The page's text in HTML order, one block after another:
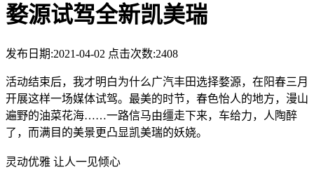
婺源试驾全新凯美瑞
发布日期:2021-04-02 点击次数:2408
活动结束后，我才明白为什么广汽丰田选择婺源，在阳春三月
开展这样一场媒体试驾。最美的时节，春色怡人的地方，漫山
遍野的油菜花海……一路信马由缰走下来，车给力，人陶醉
了，而满目的美景更凸显凯美瑞的妖娆。
灵动优雅 让人一见倾心